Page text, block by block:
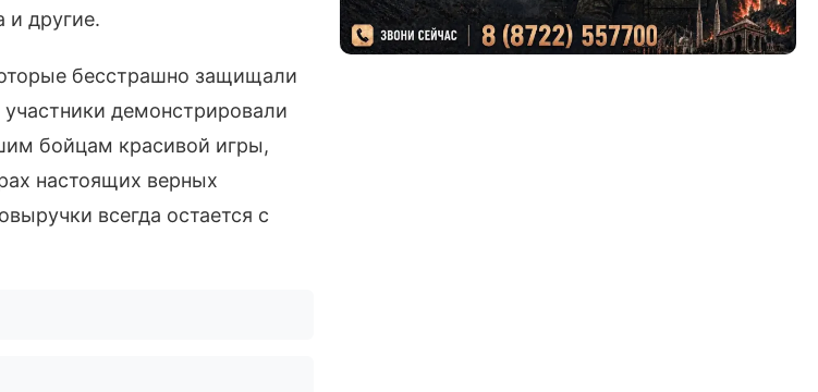
другие.
бесстрашно защищали
демонстрировали
бойцам красивой игры,
настоящих верных
всегда остается с